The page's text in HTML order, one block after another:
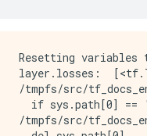
Resetting
layer.losses:
/tmpfs/src/
if sys.path[0] ==
/tmpfs/src/